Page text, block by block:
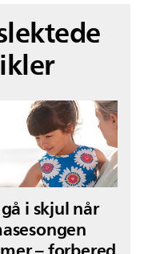
i skjul når